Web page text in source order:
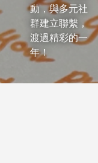
動，與多元社
群建立聯繫，
渡過精彩的一
年！